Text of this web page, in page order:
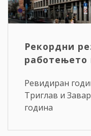
Рекордни
работењето
Ревидиран
Триглав и
година